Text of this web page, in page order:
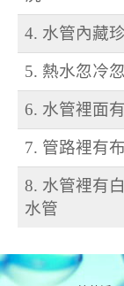
4. 水管內藏
5. 熱水忽冷
6. 水管裡面
7. 管路裡有
8. 水管裡有
水管